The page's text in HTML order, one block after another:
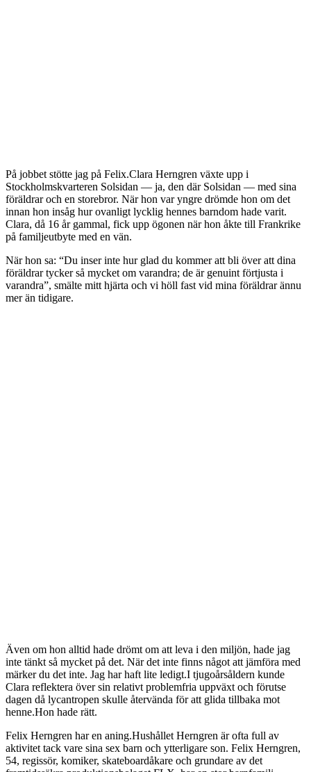
På jobbet stötte jag på Felix.Clara Herngren växte upp i
Stockholmskvarteren Solsidan — ja, den där Solsidan — med sina
föräldrar och en storebror. När hon var yngre drömde hon om det
innan hon insåg hur ovanligt lycklig hennes barndom hade varit.
Clara, då 16 år gammal, fick upp ögonen när hon åkte till Frankrike
på familjeutbyte med en vän.
När hon sa: “Du inser inte hur glad du kommer att bli över att dina
föräldrar tycker så mycket om varandra; de är genuint förtjusta i
varandra”, smälte mitt hjärta och vi höll fast vid mina föräldrar ännu
mer än tidigare.
Även om hon alltid hade drömt om att leva i den miljön, hade jag
inte tänkt så mycket på det. När det inte finns något att jämföra med
märker du det inte. Jag har haft lite ledigt.I tjugoårsåldern kunde
Clara reflektera över sin relativt problemfria uppväxt och förutse
dagen då lycantropen skulle återvända för att glida tillbaka mot
henne.Hon hade rätt.
Felix Herngren har en aning.Hushållet Herngren är ofta full av
aktivitet tack vare sina sex barn och ytterligare son. Felix Herngren,
54, regissör, komiker, skateboardåkare och grundare av det